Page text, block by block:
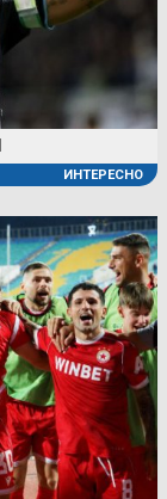
ИНТЕРЕСНО